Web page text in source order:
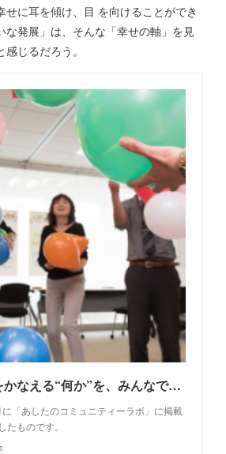
せに耳を傾け、目 を向けることができ
な発展」は、そんな「幸せの軸」を見
じるだろう。
人 間のニーズをかなえる“何か”を、みんなで支え合える社会づくり──No Mapsワークショップ「私たちの可能性をはぐくみ、地図なき道を歩む」（後編）
「あしたのコミュニティーラボ」に掲載
ものです。